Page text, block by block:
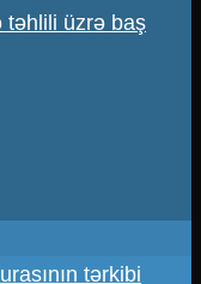
təhlili üzrə baş
tərkibi